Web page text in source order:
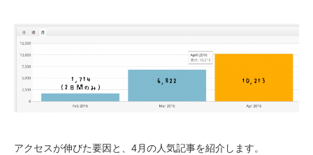
アクセスが伸びた要因と、4月の人気記事を紹介します。